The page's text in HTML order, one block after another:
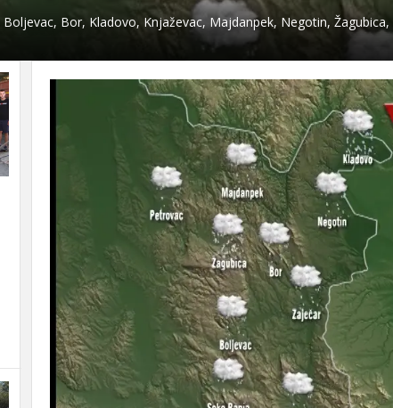
Boljevac, Bor, Kladovo, Knjaževac, Majdanpek, Negotin, Žagubica,